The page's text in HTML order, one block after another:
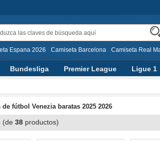
Espana 2026 Camiseta Barcelona Camiseta Real
Bundesliga Premier League Ligue 1
fútbol Venezia baratas 2025 2026
(de 38 productos)